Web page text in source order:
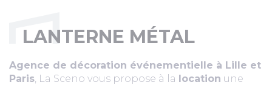
LANTERNE MÉTAL
Agence de décoration événementielle à Lille et
Paris , La Sceno vous propose à la location une